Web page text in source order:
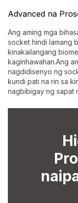
Advanced na
Ang aming mga
socket hindi lamang
kinakailangang
kaginhawahan.Ang
nagdidisenyo ng
kundi pati na rin sa
nagbibigay ng sapat